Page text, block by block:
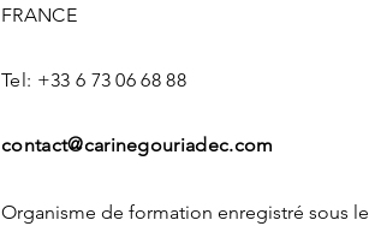
FRANCE
Tel: +33 6 73 06 68 88
contact@carinegouriadec.com
Organisme de formation enregistré sous le